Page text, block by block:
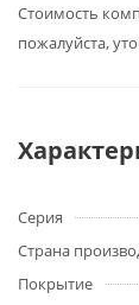
Cтоимость
пожалуйста,
Серия
Страна
Покрытие